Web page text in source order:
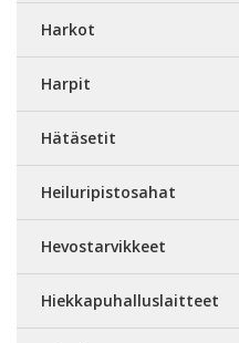
Harkot
Harpit
Hätäsetit
Heiluripistosahat
Hevostarvikkeet
Hiekkapuhalluslaitteet